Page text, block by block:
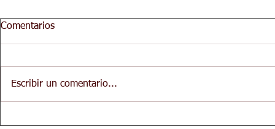
Comentarios
Escribir un comentario...